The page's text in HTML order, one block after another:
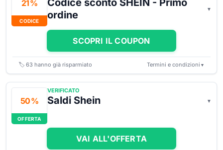
21 %
CODICE
Codice sconto SHEIN - Primo
ordine
SCOPRI IL COUPON
🏷️ 63 hanno già risparmiato Termini e condizioni ▼
50 %
OFFERTA
VERIFICATO
Saldi Shein
VAI ALL'OFFERTA